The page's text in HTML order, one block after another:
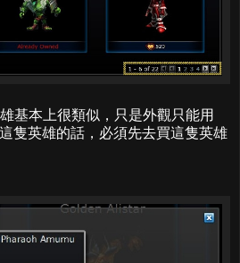
基本上很類似，只是外觀只能用
隻英雄的話，必須先去買這隻英雄